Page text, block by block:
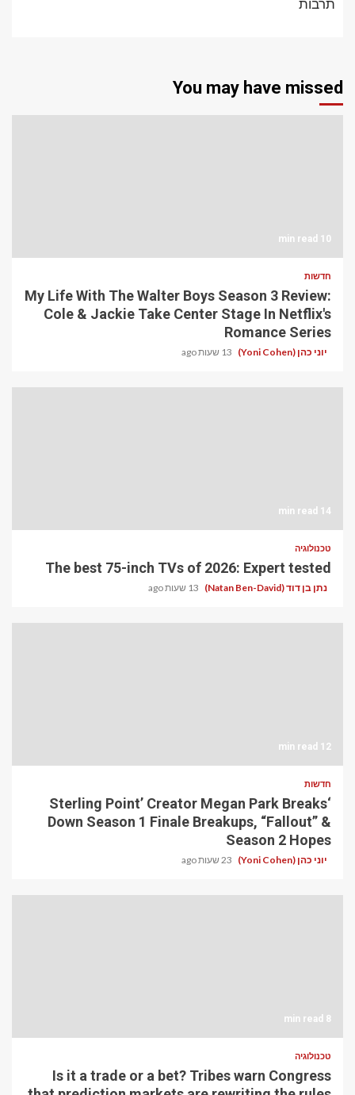
תרבות
You may have missed
10 min read
חדשות
My Life With The Walter Boys Season 3 Review:
Cole & Jackie Take Center Stage In Netflix's
Romance Series
יוני כהן (Yoni Cohen) 13 שעות ago
14 min read
טכנולוגיה
The best 75-inch TVs of 2026: Expert tested
נתן בן דוד (Natan Ben-David) 13 שעות ago
12 min read
חדשות
‘Sterling Point’ Creator Megan Park Breaks
Down Season 1 Finale Breakups, “Fallout” &
Season 2 Hopes
יוני כהן (Yoni Cohen) 23 שעות ago
8 min read
טכנולוגיה
Is it a trade or a bet? Tribes warn Congress